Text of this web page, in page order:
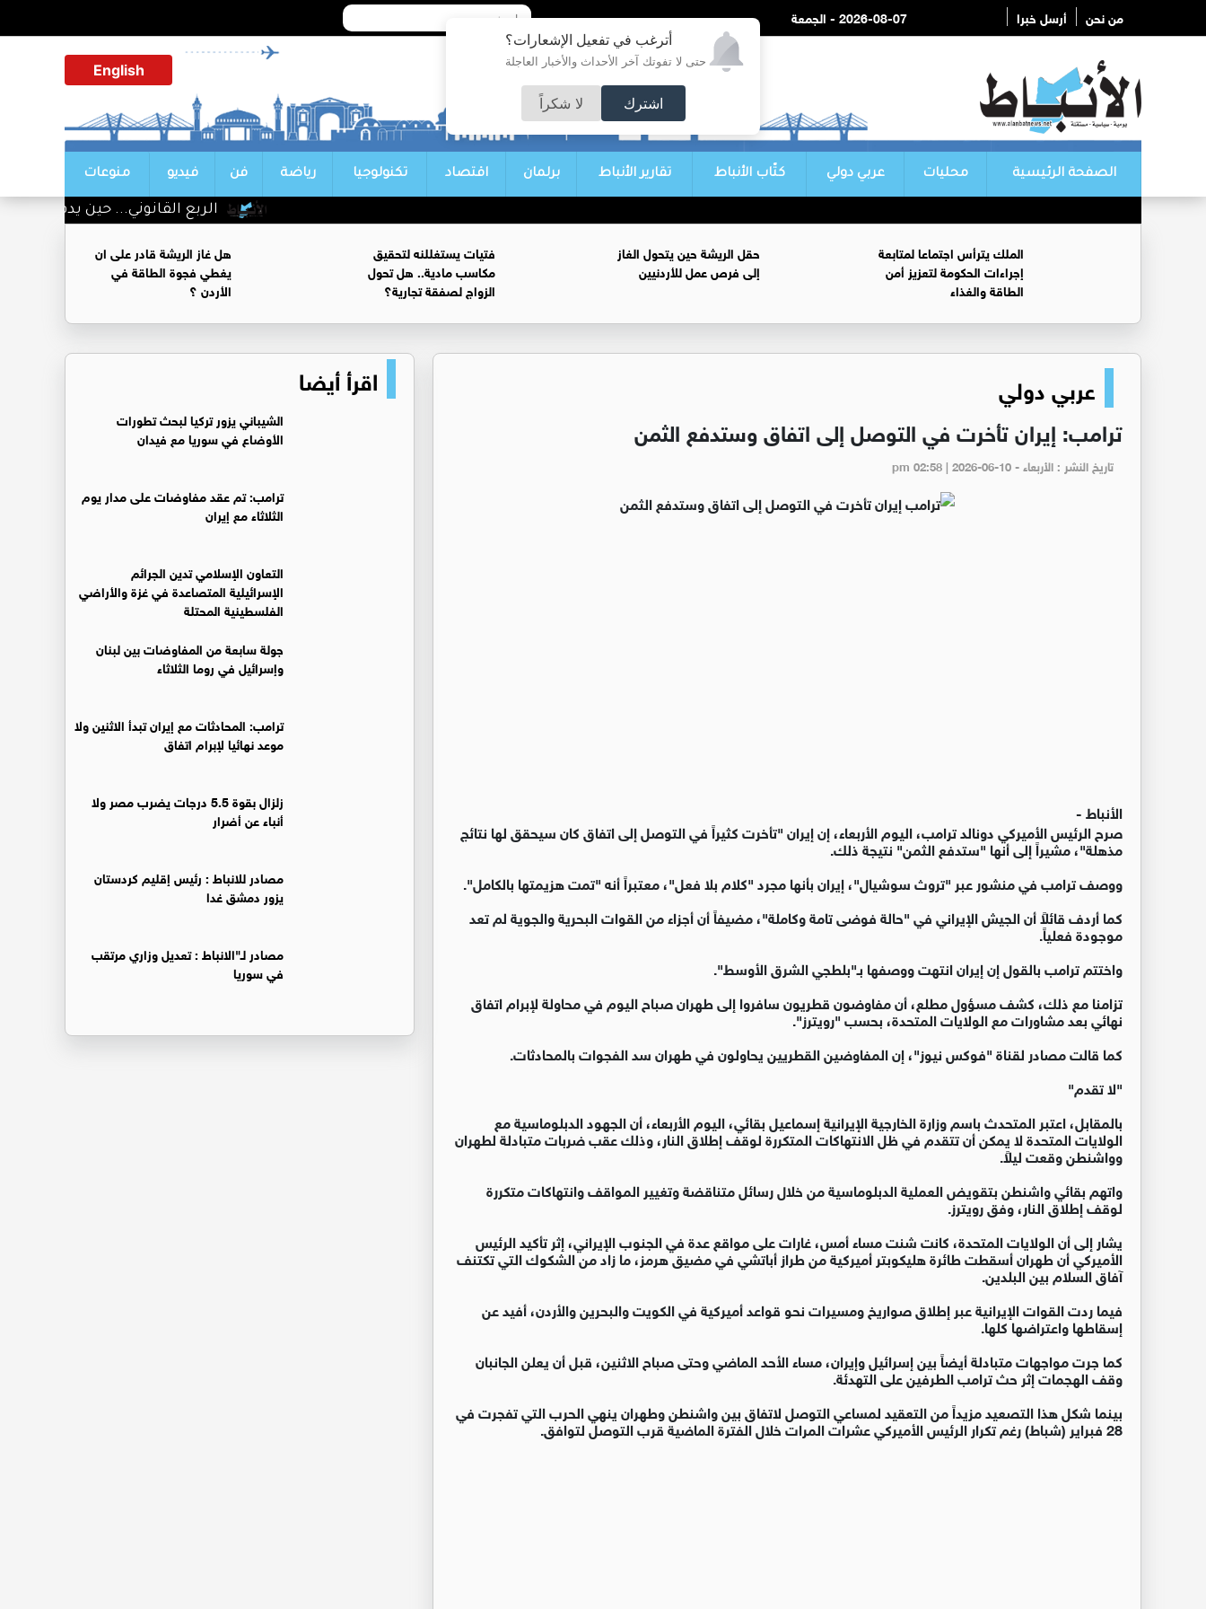
أترغب في تفعيل الإشعارات؟
حتى لا تفوتك آخر الأحداث والأخبار العاجلة
اشترك لا شكراً
من نحن أرسل خبرا 2026-08-07 - الجمعة
English
الصفحة الرئيسية محليات عربي دولي كتّاب الأنباط تقارير الأنباط برلمان اقتصاد تكنولوجيا رياضة فن فيديو منوعات
الربع القانوني... حين يدفع المواطن
الملك يترأس اجتماعا لمتابعة
إجراءات الحكومة لتعزيز أمن
الطاقة والغذاء
حقل الريشة حين يتحول الغاز
إلى فرص عمل للأردنيين
فتيات يستغللنه لتحقيق
مكاسب مادية.. هل تحول
الزواج لصفقة تجارية؟
هل غاز الريشة قادر على ان
يغطي فجوة الطاقة في
الأردن ؟
عربي دولي
ترامب: إيران تأخرت في التوصل إلى اتفاق وستدفع الثمن
تاريخ النشر : الأربعاء - pm 02:58 | 2026-06-10
الأنباط -
صرح الرئيس الأميركي دونالد ترامب، اليوم الأربعاء، إن إيران "تأخرت كثيراً في التوصل إلى اتفاق كان سيحقق لها نتائج
مذهلة"، مشيراً إلى أنها "ستدفع الثمن" نتيجة ذلك.
ووصف ترامب في منشور عبر "تروث سوشيال"، إيران بأنها مجرد "كلام بلا فعل"، معتبراً أنه "تمت هزيمتها بالكامل".
كما أردف قائلاً أن الجيش الإيراني في "حالة فوضى تامة وكاملة"، مضيفاً أن أجزاء من القوات البحرية والجوية لم تعد
موجودة فعلياً.
واختتم ترامب بالقول إن إيران انتهت ووصفها بـ"بلطجي الشرق الأوسط".
تزامنا مع ذلك، كشف مسؤول مطلع، أن مفاوضون قطريون سافروا إلى طهران صباح اليوم في محاولة لإبرام اتفاق
نهائي بعد مشاورات مع الولايات المتحدة، بحسب "رويترز".
كما قالت مصادر لقناة "فوكس نيوز"، إن المفاوضين القطريين يحاولون في طهران سد الفجوات بالمحادثات.
"لا تقدم"
بالمقابل، اعتبر المتحدث باسم وزارة الخارجية الإيرانية إسماعيل بقائي، اليوم الأربعاء، أن الجهود الدبلوماسية مع
الولايات المتحدة لا يمكن أن تتقدم في ظل الانتهاكات المتكررة لوقف إطلاق النار، وذلك عقب ضربات متبادلة لطهران
وواشنطن وقعت ليلاً.
واتهم بقائي واشنطن بتقويض العملية الدبلوماسية من خلال رسائل متناقضة وتغيير المواقف وانتهاكات متكررة
لوقف إطلاق النار، وفق رويترز.
يشار إلى أن الولايات المتحدة، كانت شنت مساء أمس، غارات على مواقع عدة في الجنوب الإيراني، إثر تأكيد الرئيس
الأميركي أن طهران أسقطت طائرة هليكوبتر أميركية من طراز أباتشي في مضيق هرمز، ما زاد من الشكوك التي تكتنف
آفاق السلام بين البلدين.
فيما ردت القوات الإيرانية عبر إطلاق صواريخ ومسيرات نحو قواعد أميركية في الكويت والبحرين والأردن، أفيد عن
إسقاطها واعتراضها كلها.
كما جرت مواجهات متبادلة أيضاً بين إسرائيل وإيران، مساء الأحد الماضي وحتى صباح الاثنين، قبل أن يعلن الجانبان
وقف الهجمات إثر حث ترامب الطرفين على التهدئة.
بينما شكل هذا التصعيد مزيداً من التعقيد لمساعي التوصل لاتفاق بين واشنطن وطهران ينهي الحرب التي تفجرت في
28 فبراير (شباط) رغم تكرار الرئيس الأميركي عشرات المرات خلال الفترة الماضية قرب التوصل لتوافق.
اقرأ أيضا
‏الشيباني يزور تركيا لبحث تطورات
الأوضاع في سوريا مع فيدان
ترامب: تم عقد مفاوضات على مدار يوم
الثلاثاء مع إيران
التعاون الإسلامي تدين الجرائم
الإسرائيلية المتصاعدة في غزة والأراضي
الفلسطينية المحتلة
جولة سابعة من المفاوضات بين لبنان
وإسرائيل في روما الثلاثاء
ترامب: المحادثات مع إيران تبدأ الاثنين ولا
موعد نهائيا لإبرام اتفاق
زلزال بقوة 5.5 درجات يضرب مصر ولا
أنباء عن أضرار
‏مصادر للانباط : رئيس إقليم كردستان
يزور دمشق غدا
‏مصادر لـ"الانباط : تعديل وزاري مرتقب
في سوريا